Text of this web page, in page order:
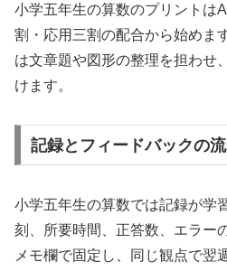
小学五年生の算数のプリントは
割・応用三割の配合から始めま
は文章題や図形の整理を担わせ
けます。
記録とフィードバックの
小学五年生の算数では記録が学
刻、所要時間、正答数、エラー
メモ欄で固定し、同じ観点で翌